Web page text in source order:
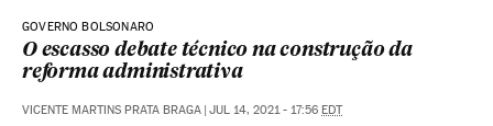
GOVERNO BOLSONARO
O escasso debate técnico na construção da
reforma administrativa
VICENTE MARTINS PRATA BRAGA JUL 14, 2021 - 17:56 EDT